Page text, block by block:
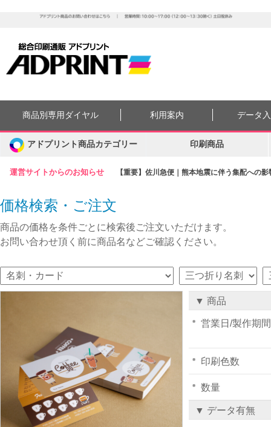
運営サイトからのお知らせ 【重要】佐川急便｜熊本地震に伴う集配への
商品別専用ダイヤル 利用案内 データ
アドプリント商品カテゴリー 印刷商品
価格検索・ご注文
商品の価格を条件ごとに検索後ご注文いただけます。
お問い合わせ頂く前に商品名などご確認ください。
▼ 商品
営業日/製作期間
印刷色数
数量
▼ データ有無